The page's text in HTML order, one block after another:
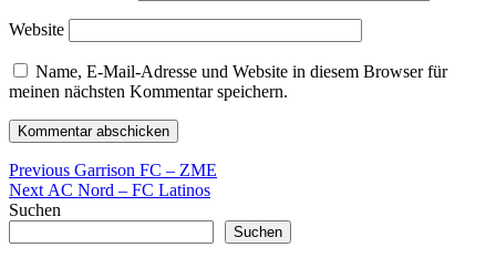
Website
Name, E-Mail-Adresse und Website in diesem Browser für
meinen nächsten Kommentar speichern.
Beitragsnavigation
Previous Previous
post:
Garrison FC – ZME
Next Next
post:
AC Nord – FC Latinos
Suchen
Suchen